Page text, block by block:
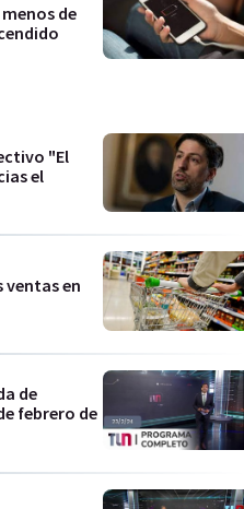
de
"El
el
ventas en
de
febrero de